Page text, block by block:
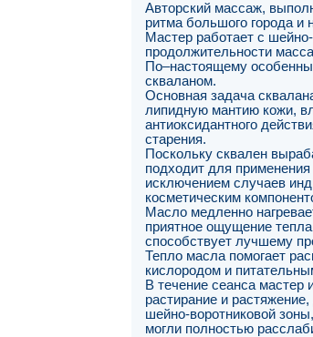
Авторский массаж,
ритма большого города и
Мастер работает с
продолжительности
По–настоящему
скваланом.
Основная задача
липидную мантию кожи,
антиоксидантного
старения.
Поскольку сквален
подходит для
исключением случаев
косметическим
Масло медленно
приятное ощущение
способствует лучшему
Тепло масла помогает
кислородом и
В течение сеанса
растирание и
шейно-воротниковой
могли полностью